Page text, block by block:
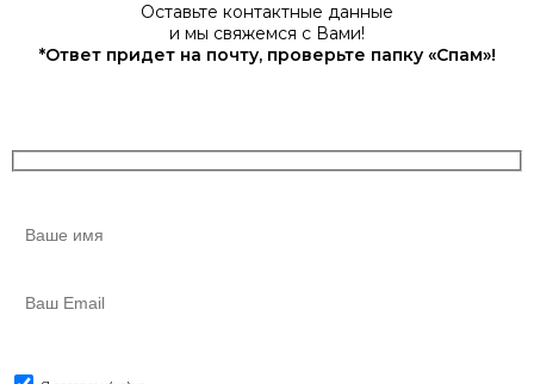
Оставьте контактные данные
и мы свяжемся с Вами!
*Ответ придет на почту, проверьте папку «Спам»!